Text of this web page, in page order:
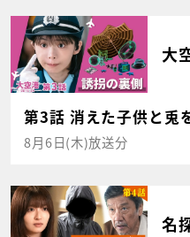
大
第3話 消えた子供と兎
8月6日(木)放送分
名